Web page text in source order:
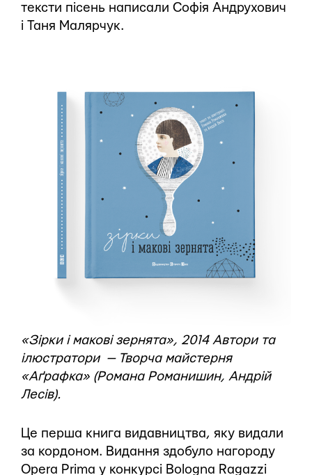
тексти пісень написали Софія Андрухович
і Таня Малярчук.
«Зірки і макові зернята», 2014 Автори та
ілюстратори — Творча майстерня
«Аґрафка» (Романа Романишин, Андрій
Лесів).
Це перша книга видавництва, яку видали
за кордоном. Видання здобуло нагороду
Opera Prima у конкурсі Bologna Ragazzi